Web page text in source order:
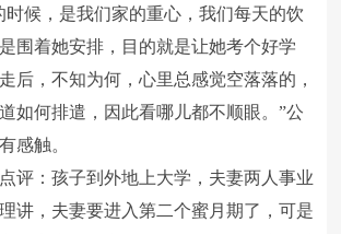
时候，是我们家的重心，我们每天的饮
围着她安排，目的就是让她考个好学
后，不知为何，心里总感觉空落落的，
如何排遣，因此看哪儿都不顺眼。”公
感触。
评：孩子到外地上大学，夫妻两人事业
讲，夫妻要进入第二个蜜月期了，可是